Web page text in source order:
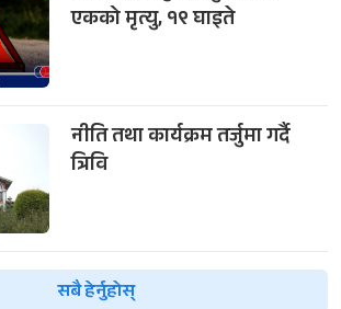
एकको मृत्यु, १९ घाइते
नीति तथा कार्यक्रम तर्जुमा गर्दै
त्रिवि
सबै हेर्नुहोस्